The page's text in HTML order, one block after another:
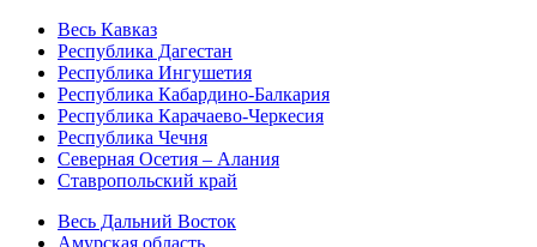
Весь Кавказ
Республика Дагестан
Республика Ингушетия
Республика Кабардино-Балкария
Республика Карачаево-Черкесия
Республика Чечня
Северная Осетия – Алания
Ставропольский край
Весь Дальний Восток
Амурская область